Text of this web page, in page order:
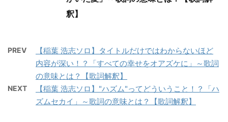
釈】
PREV
【稲葉 浩志ソロ】タイトルだけではわからないほど
内容が深い！？「すべての幸せをオアズケに」～歌詞
の意味とは？【歌詞解釈】
NEXT
【稲葉 浩志ソロ】"ハズム"ってどういうこと！？「ハ
ズムセカイ」～歌詞の意味とは？【歌詞解釈】